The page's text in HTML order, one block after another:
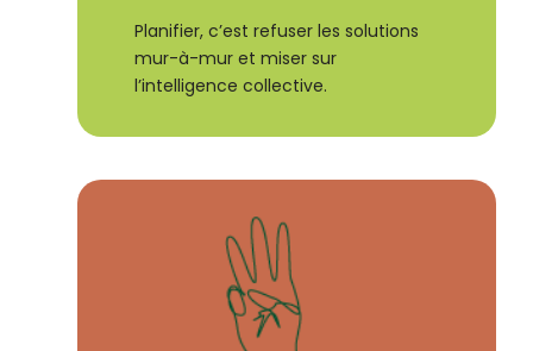
Planifier, c’est refuser les solutions
mur-à-mur et miser sur
l’intelligence collective.